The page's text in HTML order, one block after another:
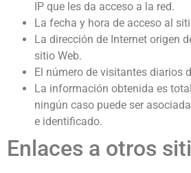
IP que les da acceso a la red.
La fecha y hora de acceso al
La dirección de Internet origen
sitio Web.
El número de visitantes diarios
La información obtenida es
ningún caso puede ser
e identificado.
Enlaces a otros